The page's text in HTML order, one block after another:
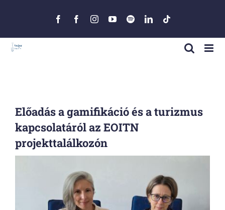
FacebookFacebookInstagramYouTube
SpotifyLinkedIn
Előadás a gamifikáció és a turizmus
kapcsolatáról az EOITN
projekttalálkozón